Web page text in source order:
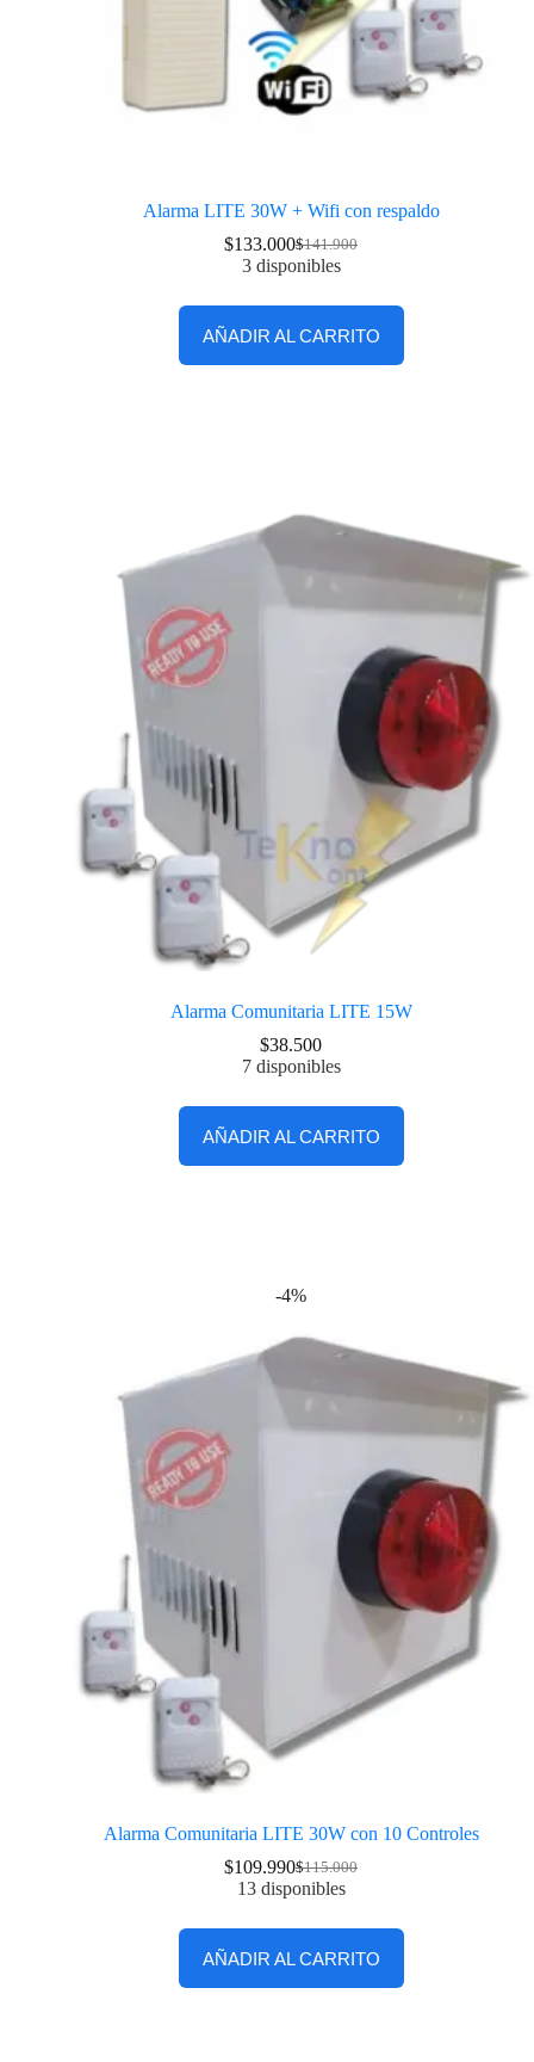
Alarma LITE 30W + Wifi con respaldo
$141.900
$133.000
3 disponibles
AÑADIR AL CARRITO
Alarma Comunitaria LITE 15W
$38.500
7 disponibles
AÑADIR AL CARRITO
-4%
Alarma Comunitaria LITE 30W con 10 Controles
$115.000
$109.990
13 disponibles
AÑADIR AL CARRITO